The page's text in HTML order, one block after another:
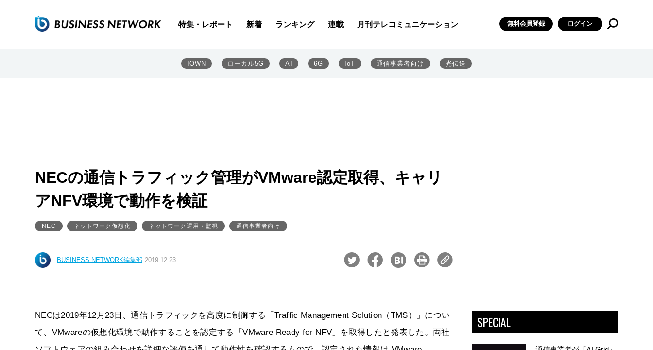
特集・レポート 新着 ランキング 連載 月刊テレコミュニケーション 無料会員登録 ログイン
IOWN ローカル5G AI 6G IoT 通信事業者向け 光伝送
NECの通信トラフィック管理がVMware認定取得、キャリ
アNFV環境で動作を検証
NEC ネットワーク仮想化 ネットワーク運用・監視 通信事業者向け
BUSINESS NETWORK編集部 2019.12.23
NECは2019年12月23日、通信トラフィックを高度に制御する「Traffic Management Solution（TMS）」につい
て、VMwareの仮想化環境で動作することを認定する「VMware Ready for NFV」を取得したと発表した。両社
SPECIAL